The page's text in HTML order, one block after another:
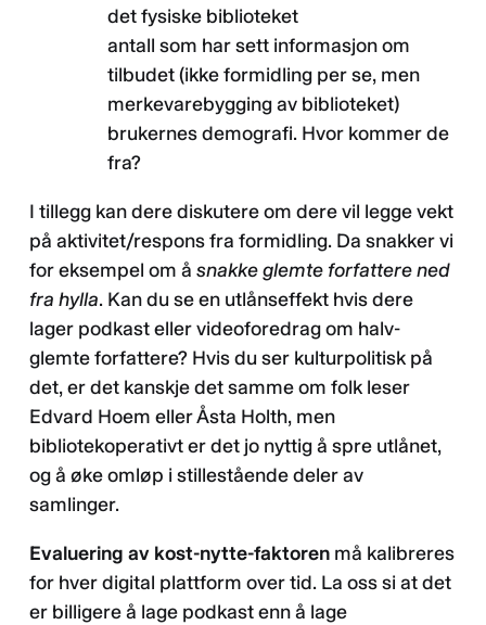
det fysiske biblioteket
antall som har sett informasjon om
tilbudet (ikke formidling per se, men
merkevarebygging av biblioteket)
brukernes demografi. Hvor kommer de
fra?
I tillegg kan dere diskutere om dere vil legge vekt
på aktivitet/respons fra formidling. Da snakker vi
for eksempel om å snakke glemte forfattere ned
fra hylla. Kan du se en utlånseffekt hvis dere
lager podkast eller videoforedrag om halv-
glemte forfattere? Hvis du ser kulturpolitisk på
det, er det kanskje det samme om folk leser
Edvard Hoem eller Åsta Holth, men
bibliotekoperativt er det jo nyttig å spre utlånet,
og å øke omløp i stillestående deler av
samlinger.
Evaluering av kost-nytte-faktoren må kalibreres
for hver digital plattform over tid. La oss si at det
er billigere å lage podkast enn å lage